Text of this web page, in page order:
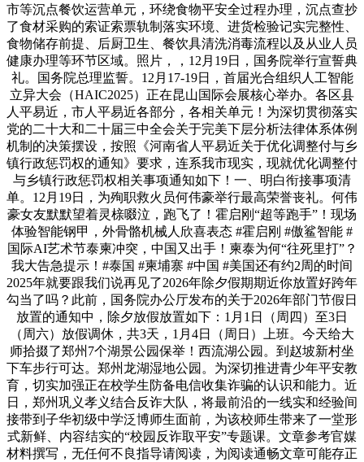
市等沉点餐饮运营单元，环绕食物平安全过程办理，沉点查抄
了食材采购的索证索票轨制落实环境、进货检验记实完整性、
食物储存前提、后厨卫生、餐饮具清洗消毒流程以及从业人员
健康办理等环节区域。照片，，12月19日，国务院举行宣誓典
礼。国务院总理监誓。12月17-19日，首届光合组织人工智能
立异大会（HAIC2025）正在昆山国际会展核心举办。各区县
人平易近，市人平易近各部分，各相关单元！为深切贯彻落实
党的二十大和二十届三中全会关于完美下层分析法律体系体例
机制的决策摆设，按照《河南省人平易近关于优化调整付与乡
镇行政惩罚权的通知》要求，连系我市现实，现就优化调整付
与乡镇行政惩罚权相关事项通知如下！一、明白衔接事项清
单。12月19日，为殉职救火员何伟豪举行最高荣誉丧礼。何伟
豪女友默默望着灵榇啜泣，跑飞了！霍启刚“超等跑手”！现场
体验智能钢甲，外骨骼机械人欣喜表态 #霍启刚 #傲鲨智能 #
国际AI艺术节泰柬冲突，中国又出手！柬泰为何“往死里打”？
我大告急提示！#泰国 #柬埔寨 #中国 #美国还有约2周的时间
2025年就要跟我们说再见了2026年除夕假期期近你放置好跨年
勾当了吗？此前，国务院办公厅发布的关于2026年部门节假日
放置的通知中，除夕放假放置如下：1月1日（周四）至3日
（周六）放假调休，共3天，1月4日（周日）上班。今天给大
师拾掇了郑州7个湖景公园保举！西流湖公园。到赵坡新村坐
下车步行可达。郑州龙湖湿地公园。为深切推进青少年平安教
育，切实加强正在校学生防备电信收集诈骗的认识和能力。近
日，郑州巩义孝义结合反诈大队，将最前沿的一线实和经验间
接带到子华初级中学泛博师生面前，为该校师生带来了一堂形
式新鲜、内容结实的“校园反诈取平安”专题课。文章参考官媒
材料撰写，无任何不良指导请阅读，为阅读通畅文章可能存正